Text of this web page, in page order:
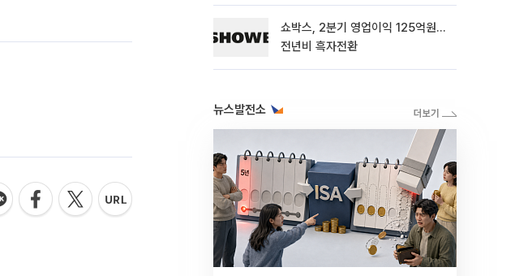
쇼박스, 2분기 영업이익 125억원…
전년비 흑자전환
뉴스발전소